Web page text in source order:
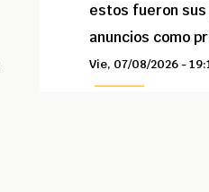
estos fueron
anuncios como
Vie, 07/08/2026 -